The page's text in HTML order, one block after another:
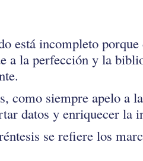
está incompleto
a la perfección y la
como siempre apelo a
datos y enriquecer la
se refiere los